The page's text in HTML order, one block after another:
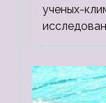
ученых-